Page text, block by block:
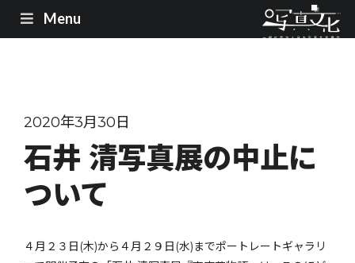
Menu
2020年3月30日
石井 清写真展の中止に
ついて
４月２３日(木)から４月２９日(水)までポートレートギャラリ